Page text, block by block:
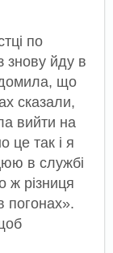
по
знову йду в
що
сказали,
вийти на
це так і я
в службі
ж різниця
погонах».